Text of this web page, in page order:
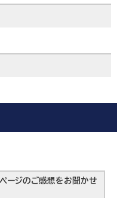
ージのご感想をお聞かせ